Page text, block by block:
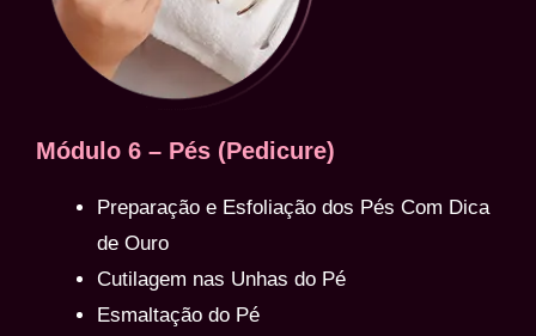
Módulo 6 – Pés (Pedicure)
Preparação e Esfoliação dos Pés Com Dica
de Ouro
Cutilagem nas Unhas do Pé
Esmaltação do Pé